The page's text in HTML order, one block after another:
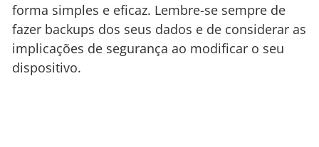
forma simples e eficaz. Lembre-se sempre de
fazer backups dos seus dados e de considerar as
implicações de segurança ao modificar o seu
dispositivo.